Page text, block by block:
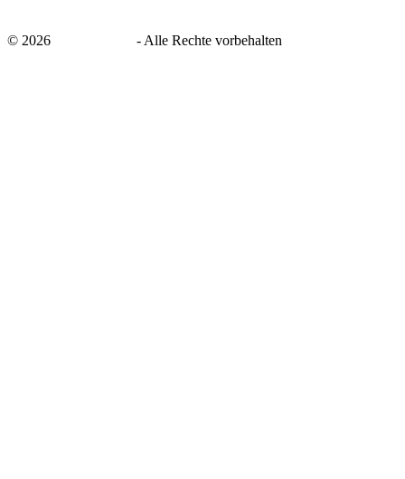
© 2026 - Alle Rechte vorbehalten